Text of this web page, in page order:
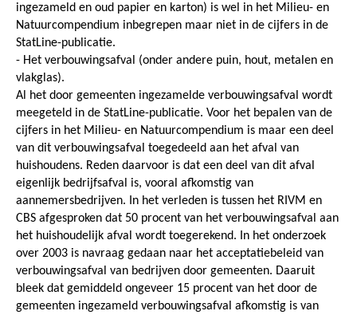
ingezameld en oud papier en karton) is wel in het Milieu- en
Natuurcompendium inbegrepen maar niet in de cijfers in de
StatLine-publicatie.
- Het verbouwingsafval (onder andere puin, hout, metalen en
vlakglas).
Al het door gemeenten ingezamelde verbouwingsafval wordt
meegeteld in de StatLine-publicatie. Voor het bepalen van de
cijfers in het Milieu- en Natuurcompendium is maar een deel
van dit verbouwingsafval toegedeeld aan het afval van
huishoudens. Reden daarvoor is dat een deel van dit afval
eigenlijk bedrijfsafval is, vooral afkomstig van
aannemersbedrijven. In het verleden is tussen het RIVM en
CBS afgesproken dat 50 procent van het verbouwingsafval aan
het huishoudelijk afval wordt toegerekend. In het onderzoek
over 2003 is navraag gedaan naar het acceptatiebeleid van
verbouwingsafval van bedrijven door gemeenten. Daaruit
bleek dat gemiddeld ongeveer 15 procent van het door de
gemeenten ingezameld verbouwingsafval afkomstig is van